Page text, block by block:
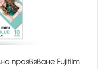
проявяване Fujifilm